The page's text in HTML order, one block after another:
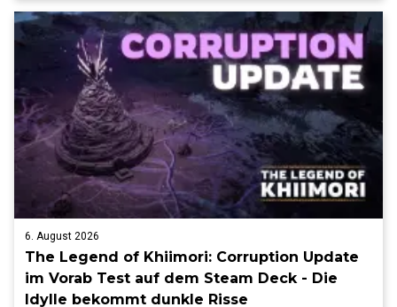
6. August 2026
The Legend of Khiimori: Corruption Update
im Vorab Test auf dem Steam Deck - Die
Idylle bekommt dunkle Risse